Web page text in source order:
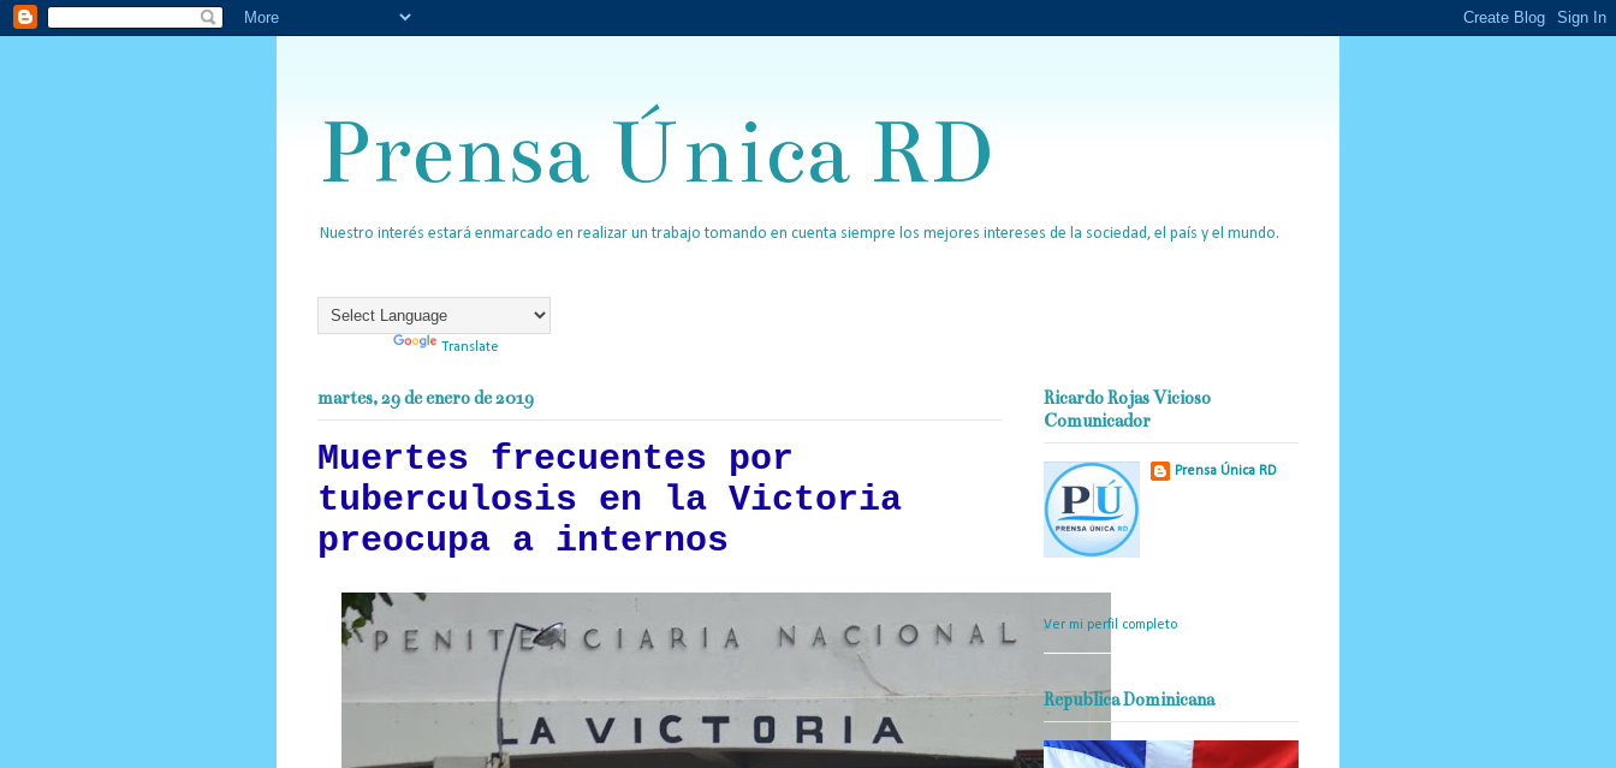
Prensa Única RD
Nuestro interés estará enmarcado en realizar un trabajo tomando en cuenta siempre los mejores intereses de la sociedad, el país y el mundo.
Translate
martes, 29 de enero de 2019
Muertes frecuentes por
tuberculosis en la Victoria
preocupa a internos
Ricardo Rojas Vicioso
Comunicador
Prensa Única RD
Ver mi perfil completo
Republica Dominicana